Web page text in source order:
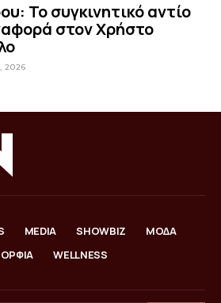
Το συγκινητικό αντίο
στον Χρήστο
2026
MEDIA SHOWBIZ
ΜΟΔΑ
WELLNESS